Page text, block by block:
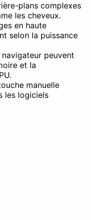
plans complexes
les cheveux.
en haute
selon la puissance
peuvent
et la
manuelle
les logiciels